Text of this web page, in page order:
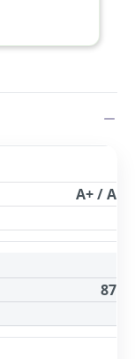
A+ / A
87